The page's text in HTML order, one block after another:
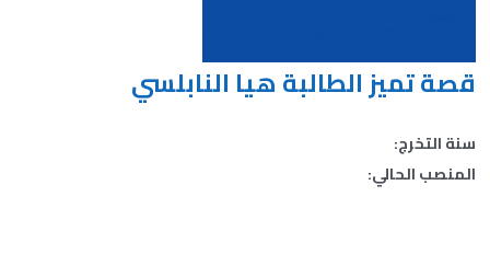
قصة تميز الطالبة هيا النابلسي
سنة التخرج:
المنصب الحالي: